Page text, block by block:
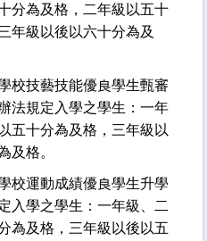
分為及格，二年級以五十
年級以後以六十分為及
校技藝技能優良學生甄審
法規定入學之學生：一年
五十分為及格，三年級以
及格。
校運動成績優良學生升學
入學之學生：一年級、二
為及格，三年級以後以五